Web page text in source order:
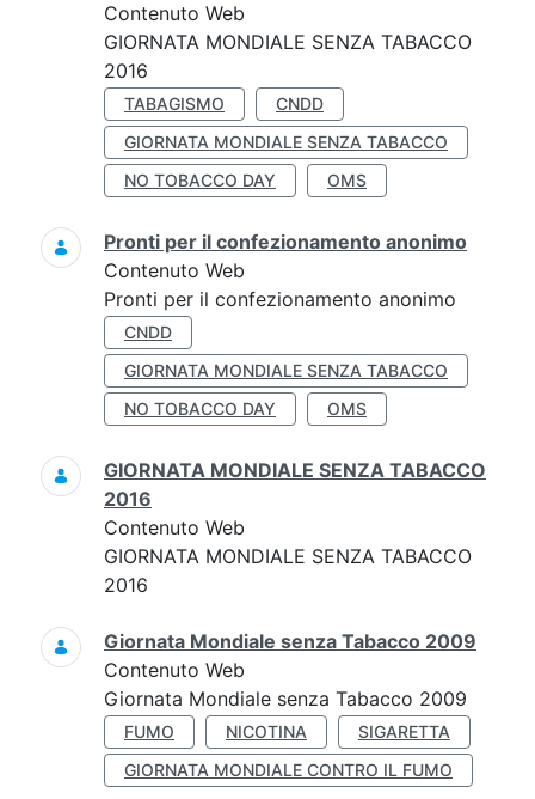
Contenuto Web
GIORNATA MONDIALE SENZA TABACCO
2016
TABAGISMO
CNDD
GIORNATA MONDIALE SENZA TABACCO
NO TOBACCO DAY
OMS
Pronti per il confezionamento anonimo
Contenuto Web
Pronti per il confezionamento anonimo
CNDD
GIORNATA MONDIALE SENZA TABACCO
NO TOBACCO DAY
OMS
GIORNATA MONDIALE SENZA TABACCO
2016
Contenuto Web
GIORNATA MONDIALE SENZA TABACCO
2016
Giornata Mondiale senza Tabacco 2009
Contenuto Web
Giornata Mondiale senza Tabacco 2009
FUMO NICOTINA
SIGARETTA
GIORNATA MONDIALE CONTRO IL FUMO